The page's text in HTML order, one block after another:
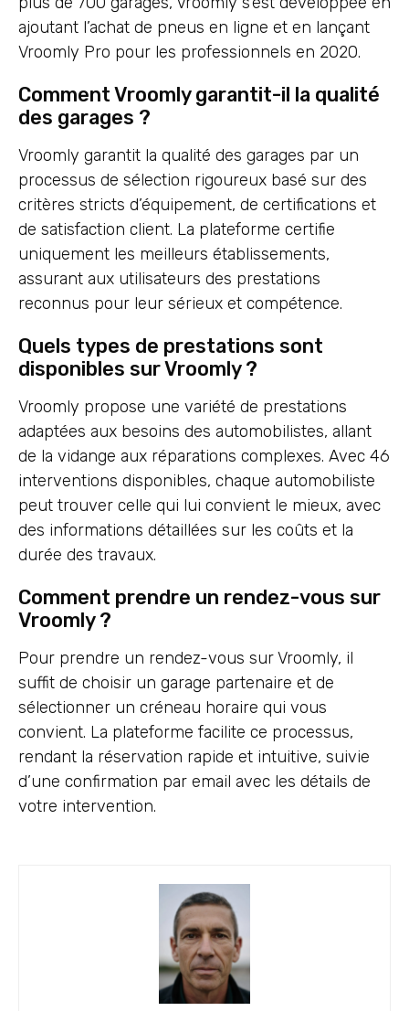
ajoutant l’achat de pneus en ligne et en lançant
Vroomly Pro pour les professionnels en 2020.
Comment Vroomly garantit-il la qualité
des garages ?
Vroomly garantit la qualité des garages par un
processus de sélection rigoureux basé sur des
critères stricts d’équipement, de certifications et
de satisfaction client. La plateforme certifie
uniquement les meilleurs établissements,
assurant aux utilisateurs des prestations
reconnus pour leur sérieux et compétence.
Quels types de prestations sont
disponibles sur Vroomly ?
Vroomly propose une variété de prestations
adaptées aux besoins des automobilistes, allant
de la vidange aux réparations complexes. Avec 46
interventions disponibles, chaque automobiliste
peut trouver celle qui lui convient le mieux, avec
des informations détaillées sur les coûts et la
durée des travaux.
Comment prendre un rendez-vous sur
Vroomly ?
Pour prendre un rendez-vous sur Vroomly, il
suffit de choisir un garage partenaire et de
sélectionner un créneau horaire qui vous
convient. La plateforme facilite ce processus,
rendant la réservation rapide et intuitive, suivie
d’une confirmation par email avec les détails de
votre intervention.